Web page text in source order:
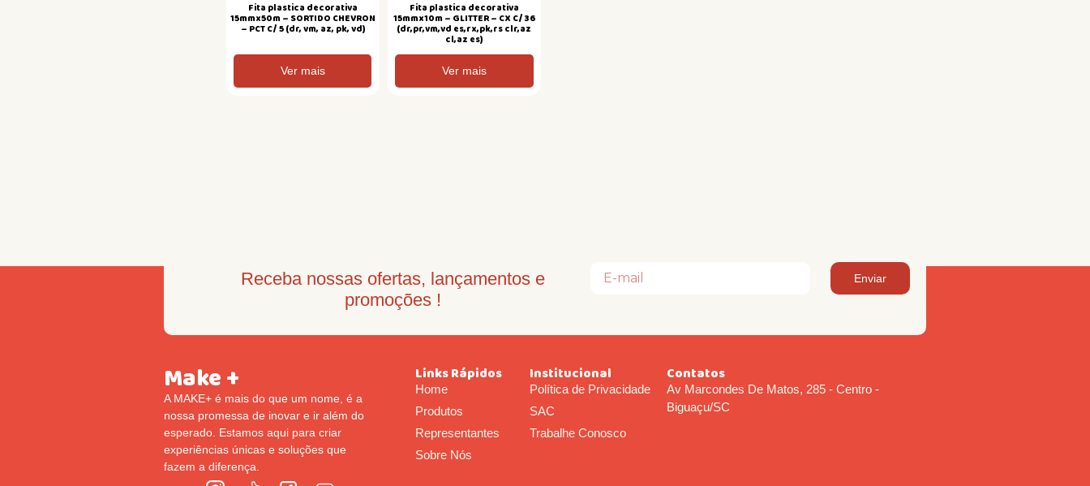
Fita plastica decorativa
15mmx50m – SORTIDO CHEVRON
– PCT C/ 5 (dr, vm, az, pk, vd)
Ver mais
Fita plastica decorativa
15mmx10m – GLITTER – CX C/ 36
(dr,pr,vm,vd es,rx,pk,rs clr,az
cl,az es)
Ver mais
Receba nossas ofertas, lançamentos e
promoções !
Enviar
Make +
A MAKE+ é mais do que um nome, é a
nossa promessa de inovar e ir além do
esperado. Estamos aqui para criar
experiências únicas e soluções que
fazem a diferença.
Links Rápidos
Home
Produtos
Representantes
Sobre Nós
Institucional
Política de Privacidade
SAC
Trabalhe Conosco
Contatos
Av Marcondes De Matos, 285 - Centro -
Biguaçu/SC